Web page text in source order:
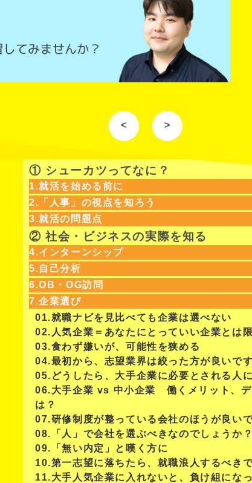
< >
① シューカツってなに？
1.就活を始める前に
2.「人事」の視点を知ろう
3.就活の問題点
② 社会・ビジネスの実際を知る
4.インターンシップ
5.自己分析
6.OB・OG訪問
7.企業選び
01.就職ナビを見比べても企業は選べない
02.人気企業＝あなたにとっていい企業とは
03.食わず嫌いが、可能性を狭める
04.最初から、志望業界は絞った方が良いで
05.どうしたら、大手企業に必要とされる人
06.大手企業 vs 中小企業 働くメリット、デ
は？
07.研修制度が整っている会社のほうが良い
08.「人」で会社を選ぶべきなのでしょうか？
09.「無い内定」と嘆く方に
10.第一志望に落ちたら、就職浪人するべき
11.大手人気企業に入れないと、負け組にな